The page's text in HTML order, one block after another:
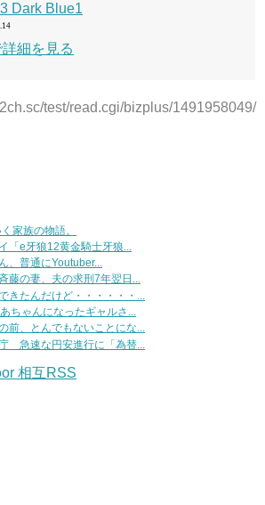
Dark Blue1
細を見る
test/read.cgi/bizplus/1491958049/
家族の物語。
「e牙狼12黄金騎士牙狼...
、普通にYoutuber...
藤の妻、夫の求刑7年翌日...
きたんだけど・・・・・・...
ちゃんになったギャルさ...
前、とんでもないことにな...
急速な円安進行に「為替...
相互RSS